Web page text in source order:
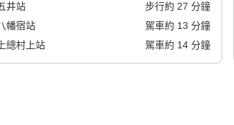
井站 步行約 27 分鐘
幡宿站
駕車約 13 分鐘
上總村上站
駕車約 14分鐘